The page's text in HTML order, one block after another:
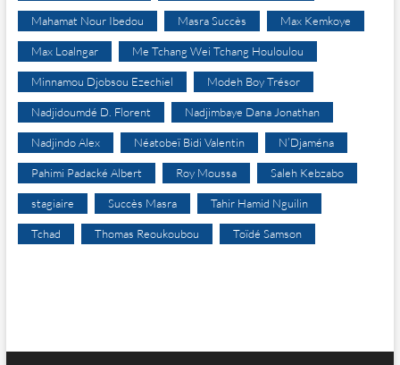
Mahamat Nour Ibedou Masra Succès Max Kemkoye
Max Loalngar Me Tchang Wei Tchang Houloulou
Minnamou Djobsou Ezechiel Modeh Boy Trésor
Nadjidoumdé D. Florent Nadjimbaye Dana Jonathan
Nadjindo Alex Néatobeï Bidi Valentin N’Djaména
Pahimi Padacké Albert Roy Moussa Saleh Kebzabo
stagiaire Succès Masra Tahir Hamid Nguilin
Tchad Thomas Reoukoubou Toïdé Samson